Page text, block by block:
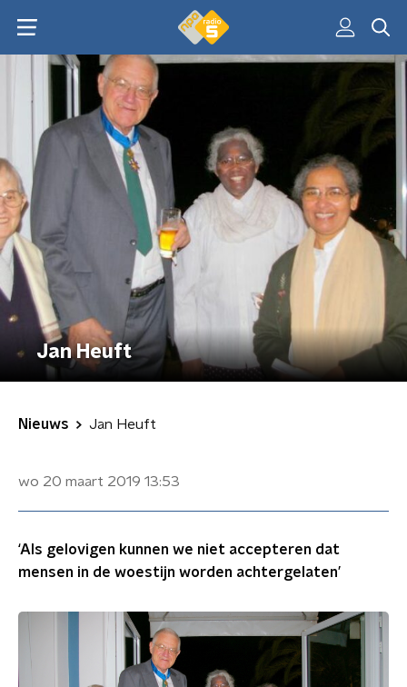
Jan Heuft
Nieuws Jan Heuft
wo 20 maart 2019 13:53
‘Als gelovigen kunnen we niet accepteren dat
mensen in de woestijn worden achtergelaten’